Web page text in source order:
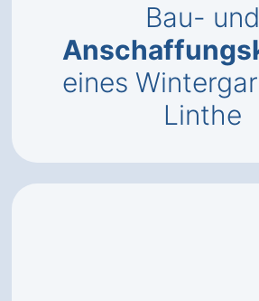
Bau- und
eines
Linthe